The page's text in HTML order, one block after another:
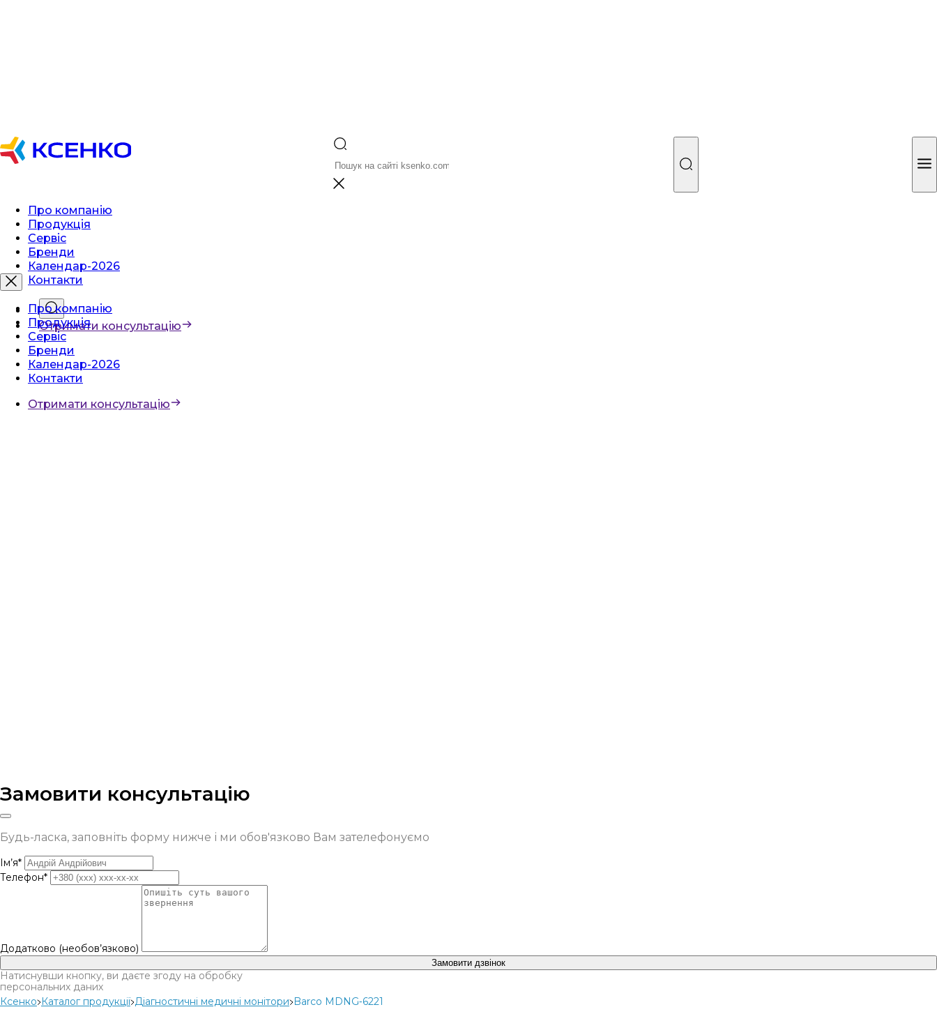
Про компанію
Продукція
Сервіс
Бренди
Календар-2026
Контакти
Отримати консультацію
Про компанію
Продукція
Сервіс
Бренди
Календар-2026
Контакти
Отримати консультацію
Замовити консультацію
Будь-ласка, заповніть форму нижче і ми обов'язково Вам зателефонуємо
Ім’я*
Телефон*
Додатково (необов’язково)
Замовити дзвінок
Натиснувши кнопку, ви даєте згоду на обробку
персональних даних
Ксенко Каталог продукції Діагностичні медичні монітори Barco MDNG‑6221